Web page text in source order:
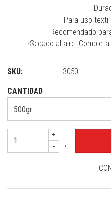
·Para uso
·Recomendado
·Secado al aire.
SKU: 3050
CANTIDAD
+
-
←